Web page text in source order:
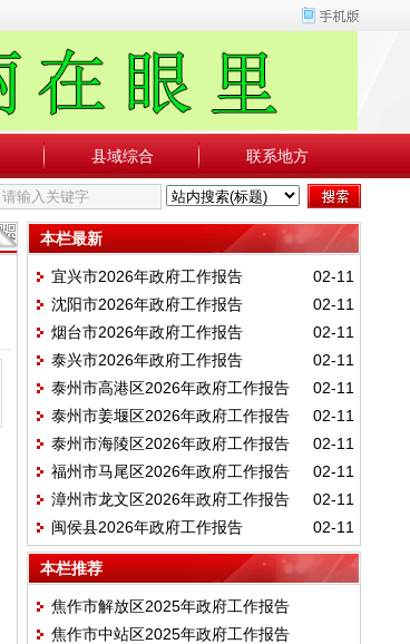
县域综合 联系地方
本栏最新
02-11
宜兴市2026年政府工作报告
02-11
沈阳市2026年政府工作报告
02-11
烟台市2026年政府工作报告
02-11
泰兴市2026年政府工作报告
02-11
泰州市高港区2026年政府工作报告
02-11
泰州市姜堰区2026年政府工作报告
02-11
泰州市海陵区2026年政府工作报告
02-11
福州市马尾区2026年政府工作报告
02-11
漳州市龙文区2026年政府工作报告
02-11
闽侯县2026年政府工作报告
本栏推荐
焦作市解放区2025年政府工作报告
焦作市中站区2025年政府工作报告